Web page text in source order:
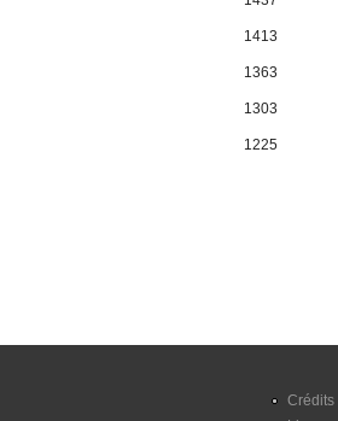
1413
1363
1303
1225
Crédits